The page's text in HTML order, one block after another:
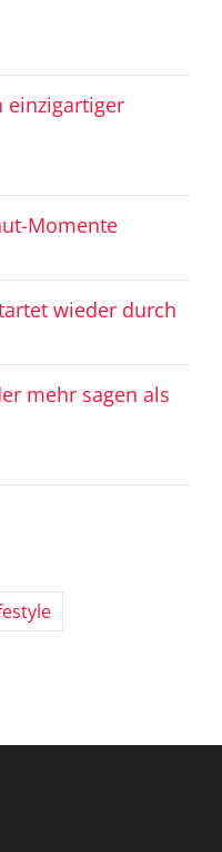
einzigartiger
Momente
wieder durch
mehr sagen als